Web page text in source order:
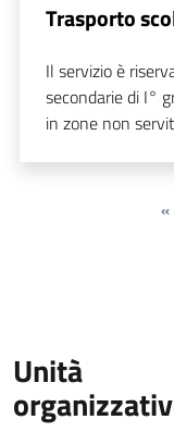
Trasporto
Il servizio è
secondarie di I°
in zone non
«
Unità